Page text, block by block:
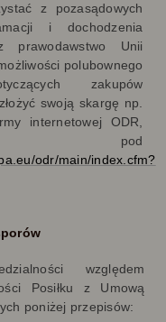
z pozasądowych
i dochodzenia
prawodawstwo Unii
polubownego
zakupów
swoją skargę np.
internetowej ODR,
pod
odr/main/index.cfm?
względem
Posiłku z Umową
poniżej przepisów: